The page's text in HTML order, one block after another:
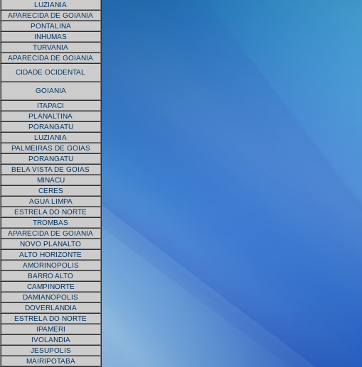
LUZIANIA
APARECIDA DE GOIANIA
PONTALINA
INHUMAS
TURVANIA
APARECIDA DE GOIANIA
CIDADE OCIDENTAL
GOIANIA
ITAPACI
PLANALTINA
PORANGATU
LUZIANIA
PALMEIRAS DE GOIAS
PORANGATU
BELA VISTA DE GOIAS
MINACU
CERES
AGUA LIMPA
ESTRELA DO NORTE
TROMBAS
APARECIDA DE GOIANIA
NOVO PLANALTO
ALTO HORIZONTE
AMORINOPOLIS
BARRO ALTO
CAMPINORTE
DAMIANOPOLIS
DOVERLANDIA
ESTRELA DO NORTE
IPAMERI
IVOLANDIA
JESUPOLIS
MAIRIPOTABA